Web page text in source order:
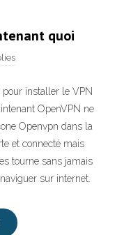
quoi
pour installer le VPN
OpenVPN ne
Openvpn dans la
et connecté mais
tourne sans jamais
sur internet.